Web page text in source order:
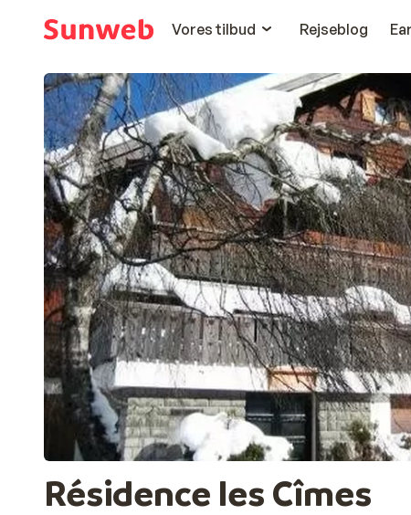
Vores tilbud
Rejseblog
Résidence les Cîmes